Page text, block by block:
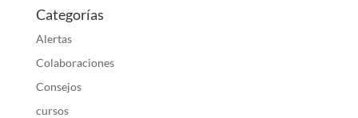
Categorías
Alertas
Colaboraciones
Consejos
cursos